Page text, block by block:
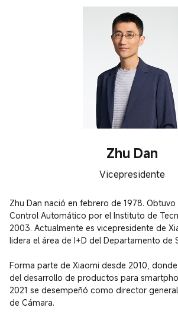
Zhu Dan
Vicepresidente
Zhu Dan nació en febrero de 1978.
Control Automático por el Instituto de
2003. Actualmente es vicepresidente de
lidera el área de I+D del Departamento de
Forma parte de Xiaomi desde 2010,
del desarrollo de productos para
2021 se desempeñó como director
de Cámara.